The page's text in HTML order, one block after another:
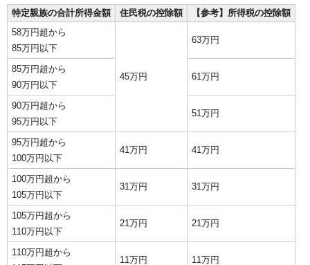
特定親族の合計所得金額 住民税の控除額
【参考】所得税の控除額
58万円超から
85万円以下
45万円
63万円
85万円超から
90万円以下
61万円
90万円超から
95万円以下
51万円
95万円超から
100万円以下
41万円 41万円
100万円超から
105万円以下
31万円 31万円
105万円超から
110万円以下
21万円 21万円
110万円超から
11万円 11万円